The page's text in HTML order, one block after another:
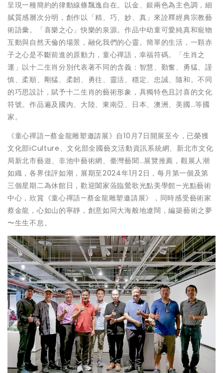
呈現一種簡約的律動線條飄逸自在。以金、銀兩色為主色調，細
膩質感層次分明，創作以「精、巧、妙、真」來詮釋經典宗教藝
術語彙。「喜樂之心」快樂的泉源。作品中幼童可愛純真和寵物
互動與自然天倫的場景，融化我們的心靈。簡單的生活，一顆赤
子之心是不斷前進的原動力，童心禪語，幸福符碼。「生肖之
運」以十二生肖分別代表著不同的含義：智慧、勤奮、勇猛、謹
慎、柔順、剛猛、柔韌、勇往、靈活、穩定、忠誠、隨和。不同
的巧思設計，賦予十二生肖的藝術形象，具獨特色且討喜的文化
符號。作品遍及國內、大陸、東南亞、日本、澳洲、美國…等國
家。
《童心禪語—蔡金龍雕塑邀請展》自10月7日開展至今，已榮獲
文化部iCulture、文化部全國藝文活動資訊系統網、新北市文化
局新北市藝遊、非池中藝術網、臺灣藝聞…展覽推薦，觀展人潮
如織，各界佳評如潮，展期至2024年1月2日，每月第一個及第
三個星期二為休館日，歡迎闔家蒞臨鶯歌光點美學館—光點藝術
中心，欣賞《童心禪語—蔡金龍雕塑邀請展》，同時感受藝術家
蔡金龍，心如山的寧靜，創意如同大海般地遼闊，編築藝術之夢
〜生生不息。